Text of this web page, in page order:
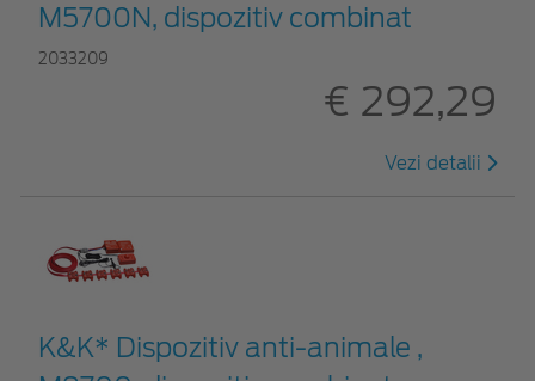
M5700N, dispozitiv combinat
2033209
€ 292,29
Vezi detalii
K&K* Dispozitiv anti-animale ,